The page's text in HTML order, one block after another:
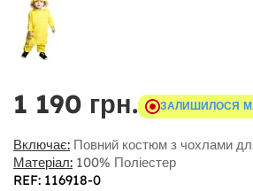
1 190 грн. ЗАЛИШИЛОСЯ
Включає: Повний костюм з чохлами
Матеріал: 100% Поліестер
REF: 116918-0